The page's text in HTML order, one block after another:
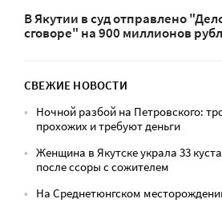
В Якутии в суд отправлено
сговоре" на 900 миллионов
СВЕЖИЕ НОВОСТИ
Ночной разбой на Петровского:
прохожих и требуют деньги
Женщина в Якутске украла 33
после ссоры с сожителем
На Среднетюнгском